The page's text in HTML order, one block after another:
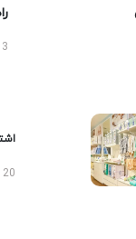
13 مرداد 1405
20 تیر 1405